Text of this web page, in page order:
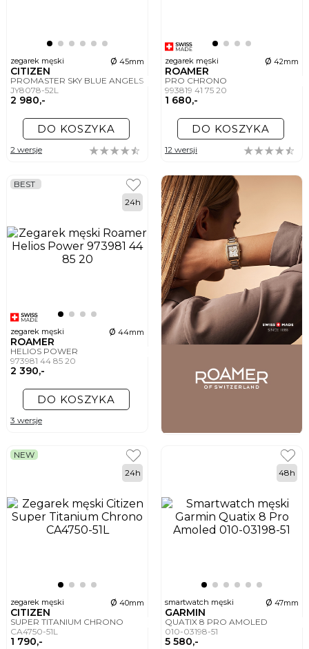
zegarek męski ø 45mm
CITIZEN
PROMASTER SKY BLUE ANGELS
JY8078-52L
2 980,-
DO KOSZYKA
2 wersje
zegarek męski ø 42mm
ROAMER
PRO CHRONO
993819 41 75 20
1 680,-
DO KOSZYKA
12 wersji
zegarek męski ø 44mm
ROAMER
HELIOS POWER
973981 44 85 20
2 390,-
BEST
24h
DO KOSZYKA
3 wersje
zegarek męski ø 40mm
CITIZEN
SUPER TITANIUM CHRONO
CA4750-51L
1 790,-
NEW
24h
smartwatch męski ø 47mm
GARMIN
QUATIX 8 PRO AMOLED
010-03198-51
5 580,-
48h